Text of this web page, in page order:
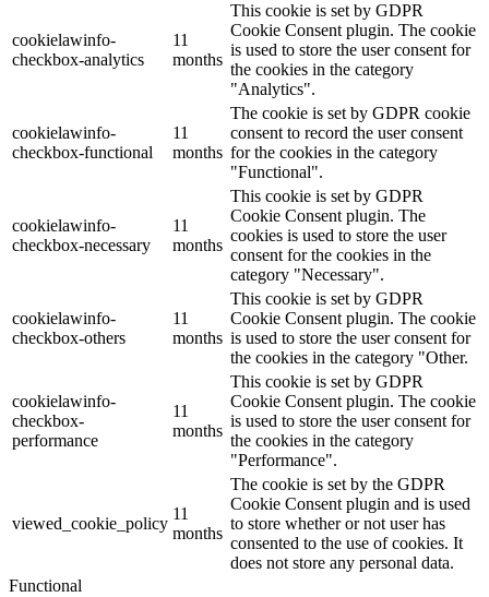
cookielawinfo-
checkbox-analytics
11
months
This cookie is set by GDPR
Cookie Consent plugin. The cookie
is used to store the user consent for
the cookies in the category
"Analytics".
cookielawinfo-
checkbox-functional
11
months
The cookie is set by GDPR cookie
consent to record the user consent
for the cookies in the category
"Functional".
cookielawinfo-
checkbox-necessary
11
months
This cookie is set by GDPR
Cookie Consent plugin. The
cookies is used to store the user
consent for the cookies in the
category "Necessary".
cookielawinfo-
checkbox-others
11
months
This cookie is set by GDPR
Cookie Consent plugin. The cookie
is used to store the user consent for
the cookies in the category "Other.
cookielawinfo-
checkbox-
performance
11
months
This cookie is set by GDPR
Cookie Consent plugin. The cookie
is used to store the user consent for
the cookies in the category
"Performance".
viewed_cookie_policy
11
months
The cookie is set by the GDPR
Cookie Consent plugin and is used
to store whether or not user has
consented to the use of cookies. It
does not store any personal data.
Functional